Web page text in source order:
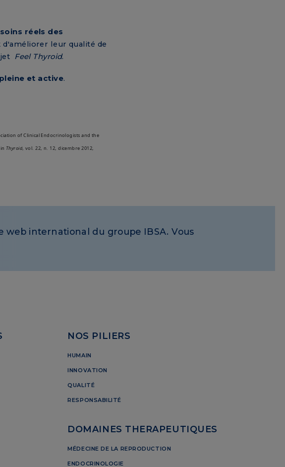
réels des
d'améliorer leur qualité de
Feel Thyroid.
et active.
of Clinical Endocrinologists and the
Thyroid, vol. 22, n. 12, dicembre 2012,
web international du groupe IBSA. Vous
NOS PILIERS
HUMAIN
INNOVATION
QUALITÉ
RESPONSABILITÉ
DOMAINES THERAPEUTIQUES
MÉDECINE DE LA REPRODUCTION
ENDOCRINOLOGIE